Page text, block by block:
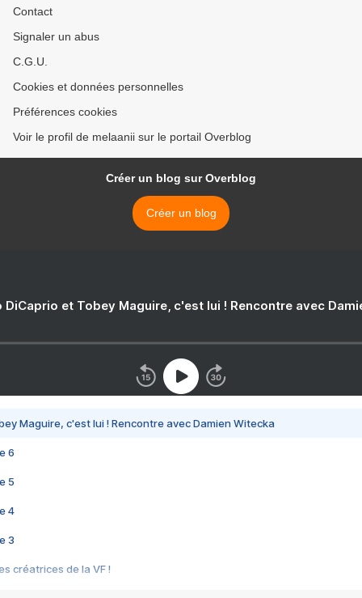
Contact
Signaler un abus
C.G.U.
Cookies et données personnelles
Préférences cookies
Voir le profil de melaanii sur le portail Overblog
Créer un blog sur Overblog
Créer un blog
DiCaprio et Tobey Maguire, c'est lui ! Rencontre avec
Maguire, c'est lui ! Rencontre avec Damien Witecka
6
5
4
3
créatrices de la VF !